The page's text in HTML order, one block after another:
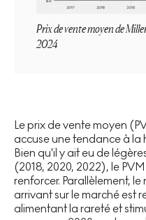
Prix de vente moyen de
2024
Le prix de vente moyen
accuse une tendance à la
Bien qu'il y ait eu de
(2018, 2020, 2022), le
renforcer. Parallèlement,
arrivant sur le marché est
alimentant la rareté et